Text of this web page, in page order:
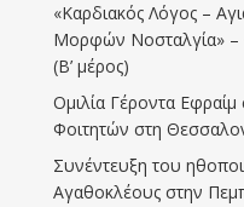
«Καρδιακός Λόγος –
Μορφών Νοσταλγία» –
(Β’ μέρος)
Ομιλία Γέροντα
Φοιτητών στη
Συνέντευξη του
Αγαθοκλέους στην